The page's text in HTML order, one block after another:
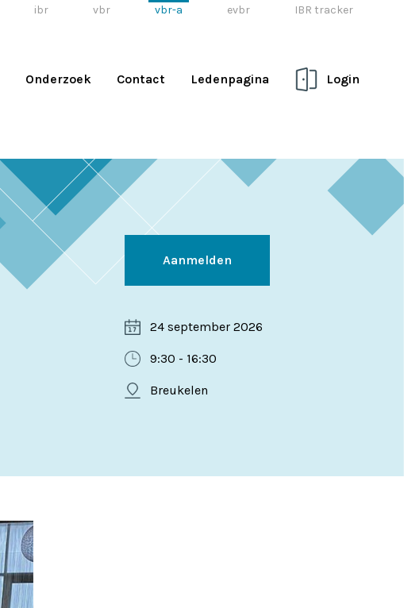
Onderzoek Contact Ledenpagina Login
ibr vbr vbr-a evbr IBR tracker
Aanmelden
24 september 2026
9:30 - 16:30
Breukelen